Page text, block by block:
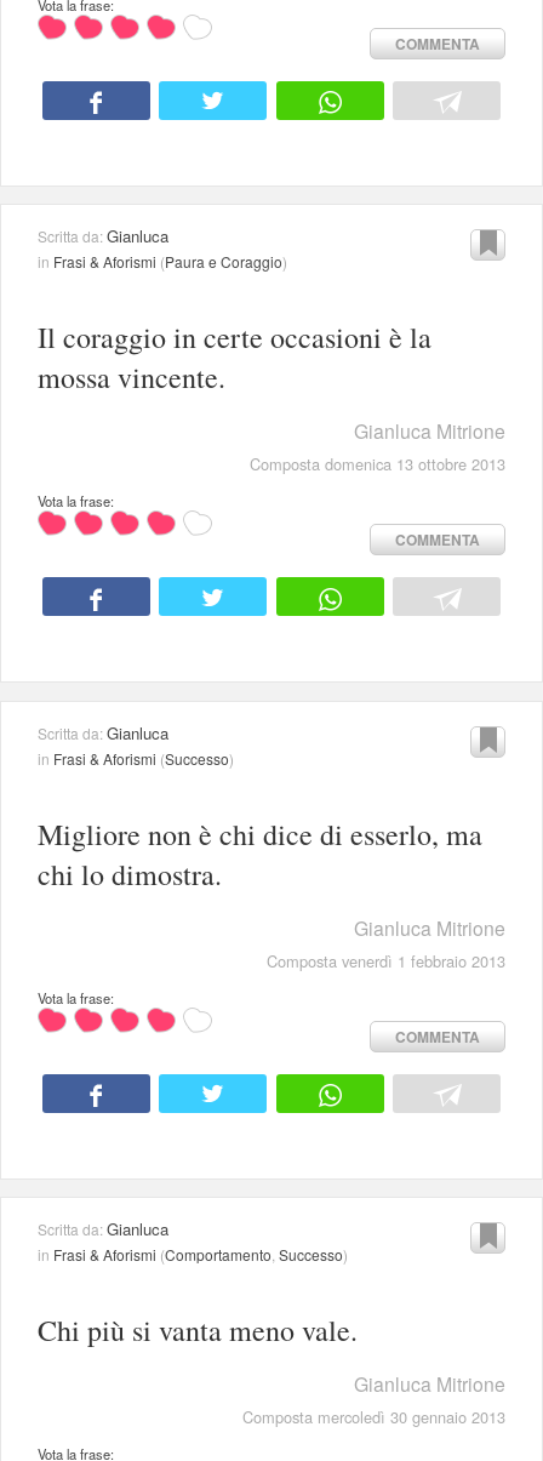
Vota la frase:
COMMENTA
Scritta da:Gianluca
in Frasi & Aforismi (Paura e Coraggio)
Il coraggio in certe occasioni è la
mossa vincente.
Gianluca Mitrione
Composta domenica 13 ottobre 2013
Vota la frase:
COMMENTA
Scritta da:Gianluca
in Frasi & Aforismi (Successo)
Migliore non è chi dice di esserlo, ma
chi lo dimostra.
Gianluca Mitrione
Composta venerdì 1 febbraio 2013
Vota la frase:
COMMENTA
Scritta da:Gianluca
in Frasi & Aforismi (Comportamento Successo)
Chi più si vanta meno vale.
Gianluca Mitrione
Composta mercoledì 30 gennaio 2013
Vota la frase: